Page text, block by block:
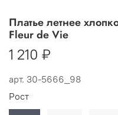
арт. 30-5666_98
Платье летнее
Fleur de Vie
1 210 ₽
Рост